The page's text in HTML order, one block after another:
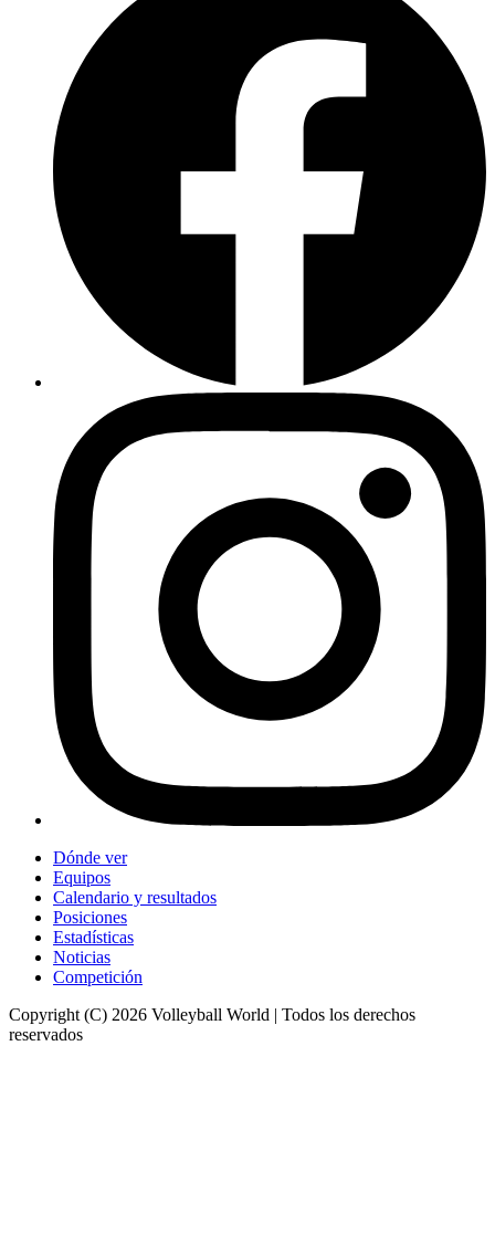
Dónde ver
Equipos
Calendario y resultados
Posiciones
Estadísticas
Noticias
Competición
Copyright (C) 2026 Volleyball World | Todos los derechos
reservados